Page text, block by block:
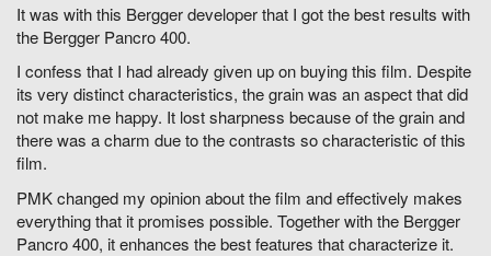
It was with this Bergger developer that I got the best results with
the Bergger Pancro 400.
I confess that I had already given up on buying this film. Despite
its very distinct characteristics, the grain was an aspect that did
not make me happy. It lost sharpness because of the grain and
there was a charm due to the contrasts so characteristic of this
film.
PMK changed my opinion about the film and effectively makes
everything that it promises possible. Together with the Bergger
Pancro 400, it enhances the best features that characterize it.